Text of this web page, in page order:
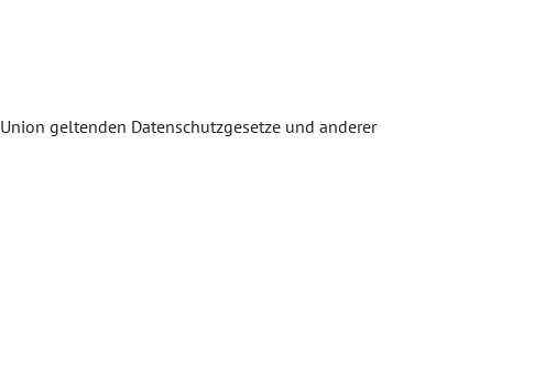
geltenden Datenschutzgesetze und anderer